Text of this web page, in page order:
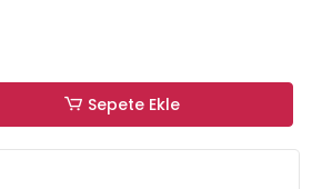
Sepete Ekle